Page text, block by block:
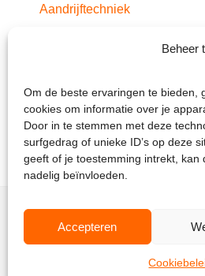
Beheer
Om de beste ervaringen te bieden,
cookies om informatie over je
Door in te stemmen met deze
surfgedrag of unieke ID’s op deze
geeft of je toestemming intrekt, kan
nadelig beïnvloeden.
Accepteren
Aandrijftechniek